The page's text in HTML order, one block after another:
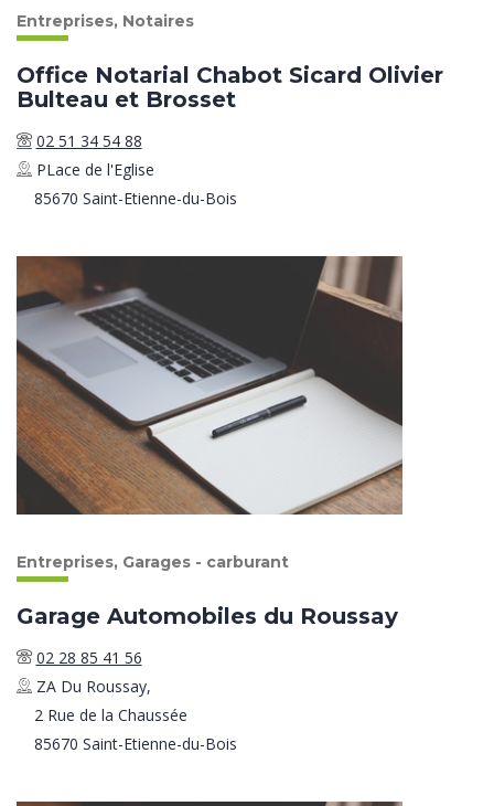
Entreprises, Notaires
Office Notarial Chabot Sicard Olivier
Bulteau et Brosset
02 51 34 54 88
PLace de l'Eglise
85670 Saint-Etienne-du-Bois
Entreprises, Garages - carburant
Garage Automobiles du Roussay
02 28 85 41 56
ZA Du Roussay,
2 Rue de la Chaussée
85670 Saint-Etienne-du-Bois